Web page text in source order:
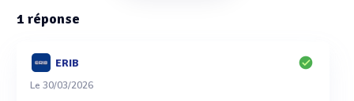
1 réponse
ERIB
Le 30/03/2026